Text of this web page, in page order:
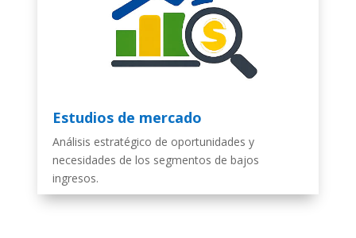
Estudios de mercado
Análisis estratégico de oportunidades y
necesidades de los segmentos de bajos
ingresos.